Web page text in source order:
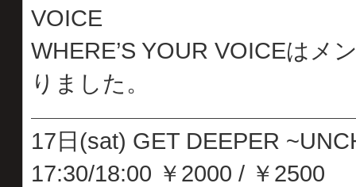
VOICE
WHERE’S YOUR VOICEはメ
りました。
17日(sat) GET DEEPER
17:30/18:00 ￥2000 / ￥2500